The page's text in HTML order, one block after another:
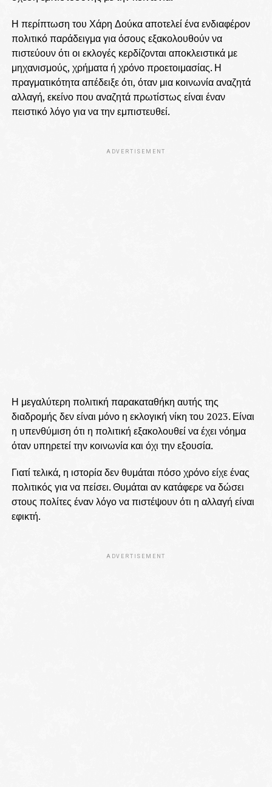
Η περίπτωση του Χάρη Δούκα αποτελεί ένα ενδιαφέρον
πολιτικό παράδειγμα για όσους εξακολουθούν να
πιστεύουν ότι οι εκλογές κερδίζονται αποκλειστικά με
μηχανισμούς, χρήματα ή χρόνο προετοιμασίας. Η
πραγματικότητα απέδειξε ότι, όταν μια κοινωνία αναζητά
αλλαγή, εκείνο που αναζητά πρωτίστως είναι έναν
πειστικό λόγο για να την εμπιστευθεί.
ADVERTISEMENT
Η μεγαλύτερη πολιτική παρακαταθήκη αυτής της
διαδρομής δεν είναι μόνο η εκλογική νίκη του 2023. Είναι
η υπενθύμιση ότι η πολιτική εξακολουθεί να έχει νόημα
όταν υπηρετεί την κοινωνία και όχι την εξουσία.
Γιατί τελικά, η ιστορία δεν θυμάται πόσο χρόνο είχε ένας
πολιτικός για να πείσει. Θυμάται αν κατάφερε να δώσει
στους πολίτες έναν λόγο να πιστέψουν ότι η αλλαγή είναι
εφικτή.
ADVERTISEMENT